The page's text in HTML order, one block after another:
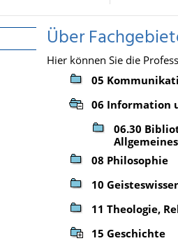
Über
Hier können Sie die
05
06 Information
06.30
Allgemeines
08 Philosophie
10
11 Theologie,
15 Geschichte